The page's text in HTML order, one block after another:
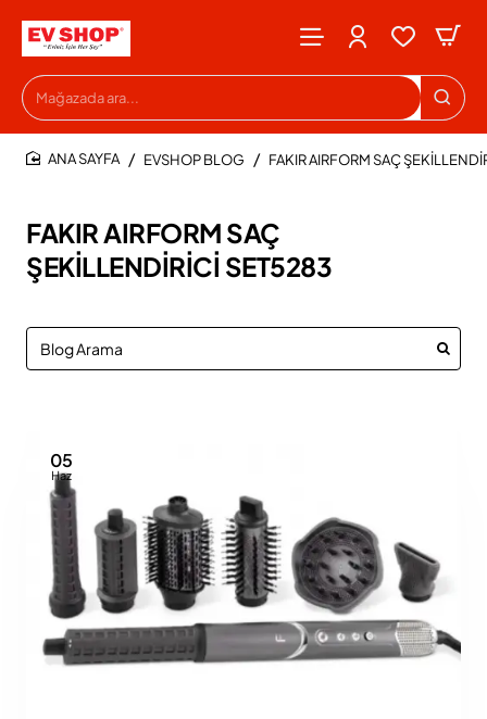
Mağazada
ara...
FAKIR AIRFORM SAÇ
ŞEKİLLENDİRİCİ SET5283
EVSHOP BLOG FAKIR AIRFORM SAÇ
05
Haz